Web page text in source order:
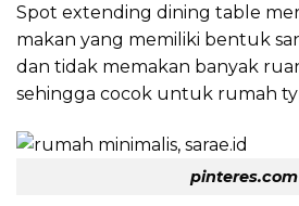
Spot extending dining table
makan yang memiliki bentuk
dan tidak memakan banyak
sehingga cocok untuk rumah
pinteres.com